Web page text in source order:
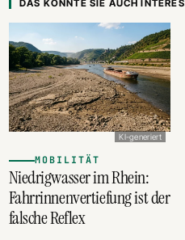
DAS KÖNNTE SIE AUCH
KI-generiert
MOBILITÄT
Niedrigwasser im Rhein:
Fahrrinnenvertiefung ist der
falsche Reflex